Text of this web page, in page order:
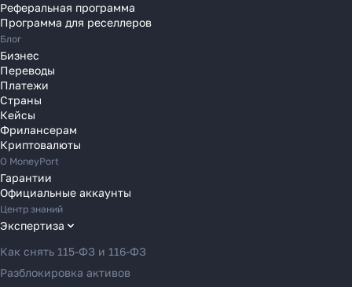
Переводы в Румынию
Переводы в Сербию
Переводы в Словакию
Переводы в Словению
Переводы в Финляндию
Переводы в Францию
Переводы в Хорватию
Переводы в Черногорию
Переводы в Чехию
Переводы в Швейцарию
Переводы в Эстонию
Переводы в Азербайджан
Переводы в Армению
Реферальная программа
Программа для реселлеров
Блог
Бизнес
Переводы
Платежи
Страны
Кейсы
Фрилансерам
Криптовалюты
О MoneyPort
Гарантии
Официальные аккаунты
Центр знаний
Экспертиза
Как снять 115-ФЗ и 116-ФЗ
Разблокировка активов